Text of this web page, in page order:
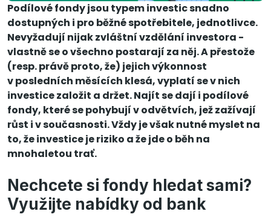
Podílové fondy jsou typem investic snadno
dostupných i pro běžné spotřebitele, jednotlivce.
Nevyžadují nijak zvláštní vzdělání investora -
vlastně se o všechno postarají za něj. A přestože
(resp. právě proto, že) jejich výkonnost
v posledních měsících klesá, vyplatí se v nich
investice založit a držet. Najít se dají i podílové
fondy, které se pohybují v odvětvích, jež zažívají
růst i v současnosti. Vždy je však nutné myslet na
to, že investice je riziko a že jde o běh na
mnohaletou trať.
Nechcete si fondy hledat sami?
Využijte nabídky od bank